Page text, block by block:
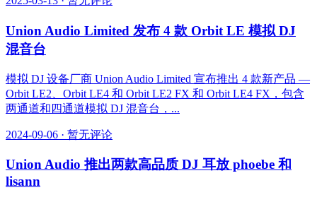
Union Audio Limited 发布 4 款 Orbit LE 模拟 DJ
混音台
模拟 DJ 设备厂商 Union Audio Limited 宣布推出 4 款新产品 —
Orbit LE2、Orbit LE4 和 Orbit LE2 FX 和 Orbit LE4 FX，包含
两通道和四通道模拟 DJ 混音台，...
2024-09-06 · 暂无评论
Union Audio 推出两款高品质 DJ 耳放 phoebe 和
lisann